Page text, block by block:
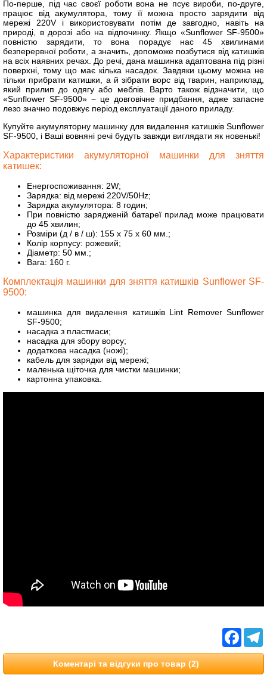
По-перше, під час своєї роботи вона не псує вироби, по-друге,
працює від акумулятора, тому її можна просто зарядити від
мережі 220V і використовувати потім де завгодно, навіть на
природі, в дорозі або на відпочинку. Якщо «Sunflower SF-9500»
повністю зарядити, то вона порадує нас 45 хвилинами
безперервної роботи, а значить, допоможе позбутися від катишків
на всіх наявних речах. До речі, дана машинка адаптована під різні
поверхні, тому що має кілька насадок. Завдяки цьому можна не
тільки прибрати катишки, а й зібрати ворс від тварин, наприклад,
який прилип до одягу або меблів. Варто також відзначити, що
«Sunflower SF-9500» − це довговічне придбання, адже запасне
лезо значно подовжує період експлуатації даного приладу.
Купуйте акумуляторну машинку для видалення катишків Sunflower
SF-9500, і Ваші вовняні речі будуть завжди виглядати як новенькі!
Характеристики акумуляторної машинки для зняття
катишек:
Енергоспоживання: 2W;
Зарядка: від мережі 220V/50Hz;
Зарядка акумулятора: 8 годин;
При повністю зарядженій батареї прилад може працювати
до 45 хвилин;
Розміри (д / в / ш): 155 х 75 х 60 мм.;
Колір корпусу: рожевий;
Діаметр: 50 мм.;
Вага: 160 г.
Комплектація машинки для зняття катишків Sunflower SF-
9500:
машинка для видалення катишків Lint Remover Sunflower
SF-9500;
насадка з пластмаси;
насадка для збору ворсу;
додаткова насадка (ножі);
кабель для зарядки від мережі;
маленька щіточка для чистки машинки;
картонна упаковка.​
Коментарі та відгуки про товар (2)